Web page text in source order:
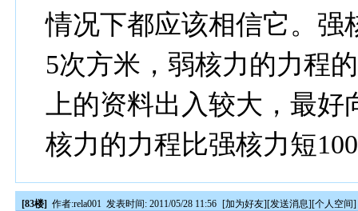
情况下都应该相信它。强
5次方米，弱核力的力程
上的资料出入较大，最
核力的力程比强核力短
[83楼] 作者:rela001 发表时间: 2011/05/28 11:56 [加为好友][发送消息][个人空间]